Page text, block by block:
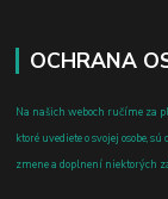
OCHRANA
Na našich weboch ručíme za
ktoré uvediete o svojej osobe,
zmene a doplnení niektorých